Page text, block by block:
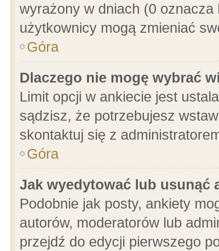
wyrażony w dniach (0
użytkownicy mogą zmieniać
Góra
Dlaczego nie mogę wybrać
Limit opcji w ankiecie jest
sądzisz, że potrzebujesz
skontaktuj się z
Góra
Jak wyedytować lub usunąć
Podobnie jak posty, ankiety
autorów, moderatorów lub
przejdź do edycji pierwszego